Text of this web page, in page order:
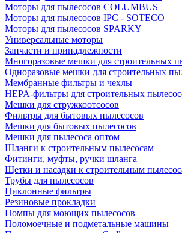
Моторы для пылесосов COLUMBUS
Моторы для пылесосов IPC - SOTECO
Моторы для пылесосов SPARKY
Универсальные моторы
Запчасти и принадлежности
Многоразовые мешки для строительных
Одноразовые мешки для строительных
Мембранные фильтры и чехлы
HEPA-фильтры для строительных
Мешки для стружкоотсосов
Фильтры для бытовых пылесосов
Мешки для бытовых пылесосов
Мешки для пылесоса оптом
Шланги к строительным пылесосам
Фитинги, муфты, ручки шланга
Щетки и насадки к строительным
Трубы для пылесосов
Циклонные фильтры
Резиновые прокладки
Помпы для моющих пылесосов
Поломоечные и подметальные машины